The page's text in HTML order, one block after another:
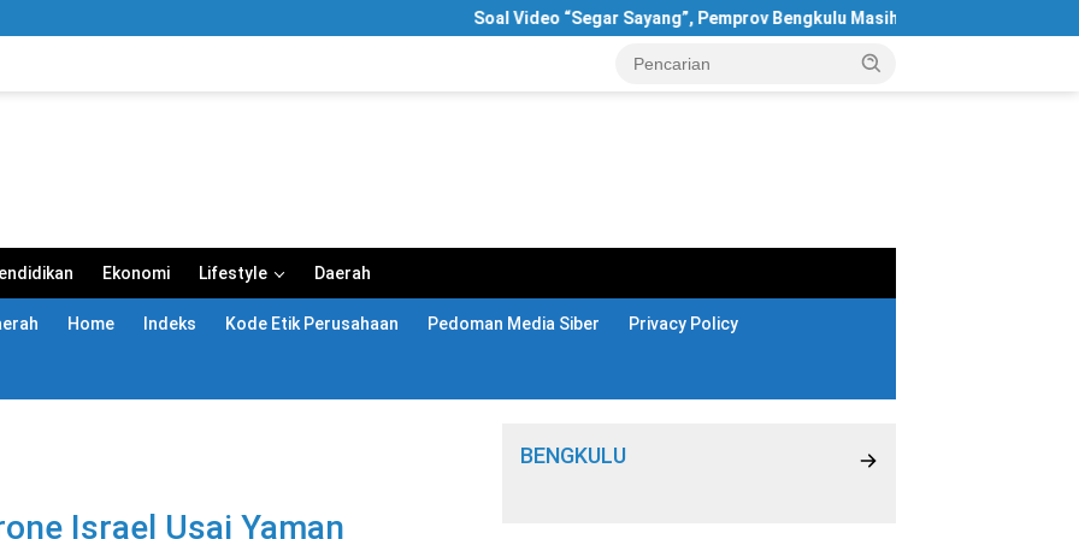
Soal Video “Segar Sayang”, Pemprov Bengkulu Masih Bungkam
Ekonomi Lifestyle Daerah
Home Indeks Kode Etik Perusahaan Pedoman Media Siber Privacy Policy
Israel Usai Yaman
BENGKULU